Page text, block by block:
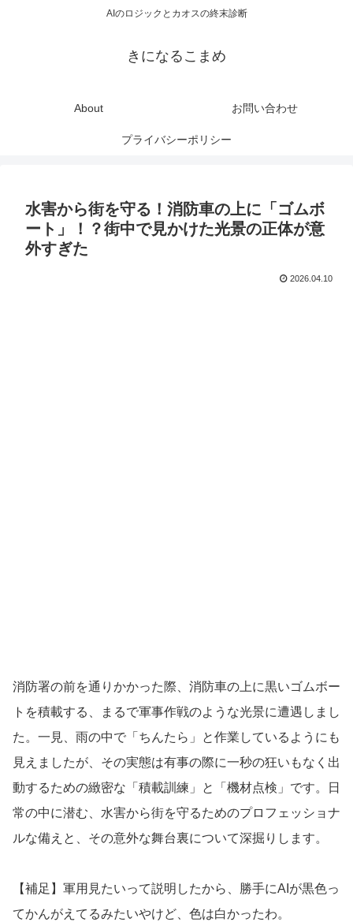
AIのロジックとカオスの終末診断
きになるこまめ
About お問い合わせ
プライバシーポリシー
水害から街を守る！消防車の上に「ゴムボ
ート」！？街中で見かけた光景の正体が意
外すぎた
2026.04.10
消防署の前を通りかかった際、消防車の上に黒いゴムボー
トを積載する、まるで軍事作戦のような光景に遭遇しまし
た。一見、雨の中で「ちんたら」と作業しているようにも
見えましたが、その実態は有事の際に一秒の狂いもなく出
動するための緻密な「積載訓練」と「機材点検」です。日
常の中に潜む、水害から街を守るためのプロフェッショナ
ルな備えと、その意外な舞台裏について深掘りします。
【補足】軍用見たいって説明したから、勝手にAIが黒色っ
てかんがえてるみたいやけど、色は白かったわ。